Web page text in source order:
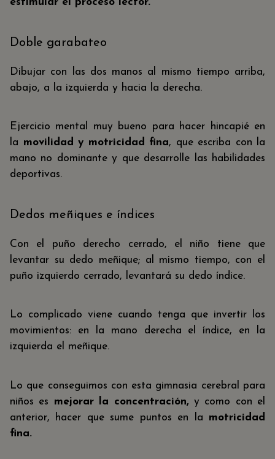
estimular el proceso lector.
Doble garabateo
Dibujar con las dos manos al mismo tiempo arriba,
abajo, a la izquierda y hacia la derecha.
Ejercicio mental muy bueno para hacer hincapié en
la movilidad y motricidad fina, que escriba con la
mano no dominante y que desarrolle las habilidades
deportivas.
Dedos meñiques e índices
Con el puño derecho cerrado, el niño tiene que
levantar su dedo meñique; al mismo tiempo, con el
puño izquierdo cerrado, levantará su dedo índice.
Lo complicado viene cuando tenga que invertir los
movimientos: en la mano derecha el índice, en la
izquierda el meñique.
Lo que conseguimos con esta gimnasia cerebral para
niños es mejorar la concentración, y como con el
anterior, hacer que sume puntos en la motricidad
fina.